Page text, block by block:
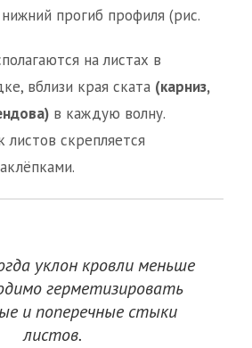
прогиб профиля (рис.
на листах в
вблизи края ската (карниз,
в каждую волну.
скрепляется
уклон кровли меньше
герметизировать
и поперечные стыки
листов.